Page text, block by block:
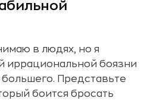
в людях, но я
иррациональной боязни
Представьте
боится бросать